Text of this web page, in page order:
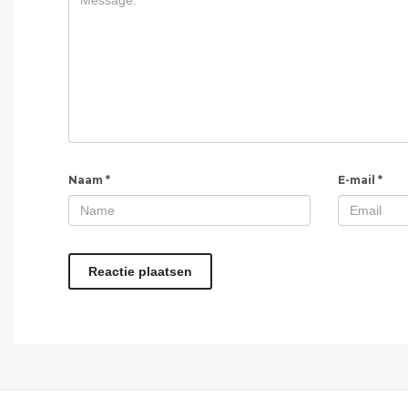
Naam * E-mail *